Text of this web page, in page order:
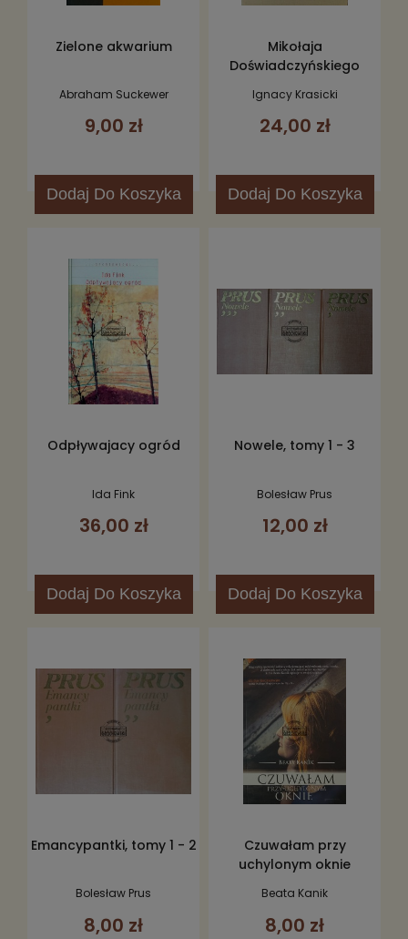
Zielone akwarium
Abraham Suckewer
9,00 zł
Dodaj Do Koszyka
Mikołaja
Doświadczyńskiego
Ignacy Krasicki
24,00 zł
Dodaj Do Koszyka
Odpływajacy ogród
Ida Fink
36,00 zł
Dodaj Do Koszyka
Nowele, tomy 1 - 3
Bolesław Prus
12,00 zł
Dodaj Do Koszyka
Emancypantki, tomy 1 - 2
Bolesław Prus
8,00 zł
Czuwałam przy
uchylonym oknie
Beata Kanik
8,00 zł